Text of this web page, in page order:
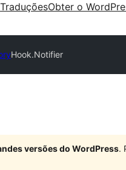
TraduçõesObter o
Hook.Notifier
versões do WordPress.